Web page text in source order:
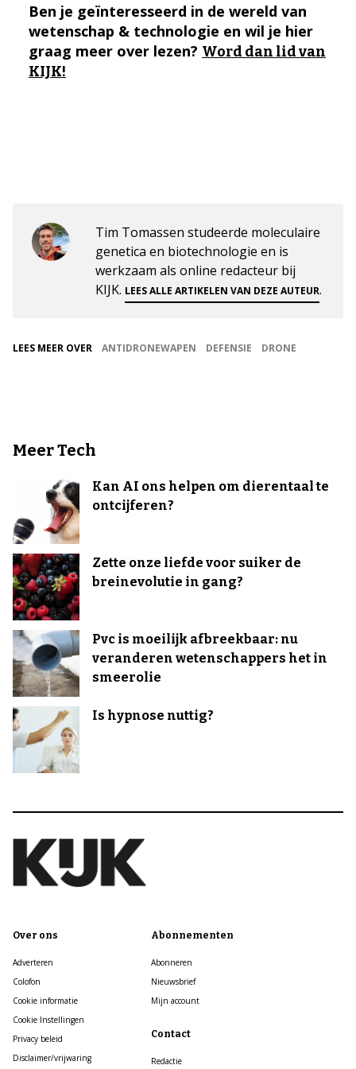
Ben je geïnteresseerd in de wereld van
wetenschap & technologie en wil je hier
graag meer over lezen? Word dan lid van
KIJK!
Tim Tomassen studeerde moleculaire
genetica en biotechnologie en is
werkzaam als online redacteur bij
KIJK. LEES ALLE ARTIKELEN VAN DEZE AUTEUR.
LEES MEER OVER ANTIDRONEWAPEN DEFENSIE DRONE
Meer Tech
Kan AI ons helpen om dierentaal te
ontcijferen?
Zette onze liefde voor suiker de
breinevolutie in gang?
Pvc is moeilijk afbreekbaar: nu
veranderen wetenschappers het in
smeerolie
Is hypnose nuttig?
Over ons
Adverteren
Colofon
Cookie informatie
Cookie Instellingen
Privacy beleid
Disclaimer/vrijwaring
Abonnementen
Abonneren
Nieuwsbrief
Mijn account
Contact
Redactie